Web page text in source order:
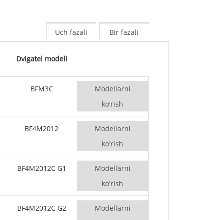
MS seriyali 715-2500 kVA
Bir fazali
Uch fazali
Dvigatel modeli
BFM3C
Modellarni
ko'rish
BF4M2012
Modellarni
ko'rish
BF4M2012C G1
Modellarni
ko'rish
BF4M2012C G2
Modellarni